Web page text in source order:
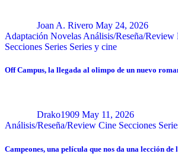
Joan A. Rivero May 24, 2026
Adaptación Novelas Análisis/Reseña/Review
Secciones Series Series y cine
Off Campus, la llegada al olimpo de un nuevo
Drako1909 May 11, 2026
Análisis/Reseña/Review Cine Secciones
Campeones, una película que nos da una lección de